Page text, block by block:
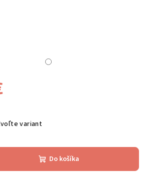
variant
Do košíka